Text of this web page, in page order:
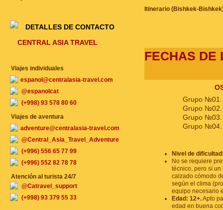
Itinerario (Bishkek-
FECHAS DE
Grupo №01.
Grupo №02.
Grupo №03.
Grupo №04.
Nivel de
No se requiere
técnico, pero sí
calzado cómodo
según el clima
equipo necesario
Edad: 12+.Apto
edad en buena
DETALLES DE CONTACTO
CENTRAL ASIA TRAVEL
Viajes individuales
espanol@centralasia-travel.com
@espanolcat
(+998) 93 578 80 60
Viajes de aventura
adventure@centralasia-travel.com
@Central_Asia_Travel_Adventure
(+996) 556 65 77 99
(+996) 552 82 78 78
Atención al turista 24/7
@Catravel_support
(+998) 93 379 55 33